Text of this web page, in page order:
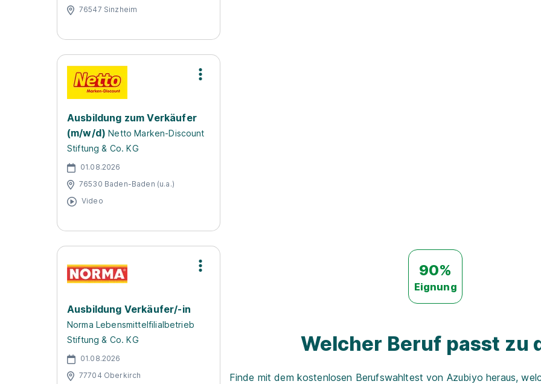
76547 Sinzheim
Ausbildung zum Verkäufer
(m/w/d) Netto Marken-Discount
Stiftung & Co. KG
01.08.2026
76530 Baden-Baden (u.a.)
Video
Ausbildung Verkäufer/-in
Norma Lebensmittelfilialbetrieb
Stiftung & Co. KG
01.08.2026
77704 Oberkirch
90%
Eignung
Welcher Beruf passt zu
Finde mit dem kostenlosen Berufswahltest von Azubiyo heraus,